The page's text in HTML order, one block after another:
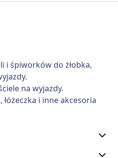
i śpiworków do żłobka,
na wyjazdy.
łóżeczka i inne akcesoria